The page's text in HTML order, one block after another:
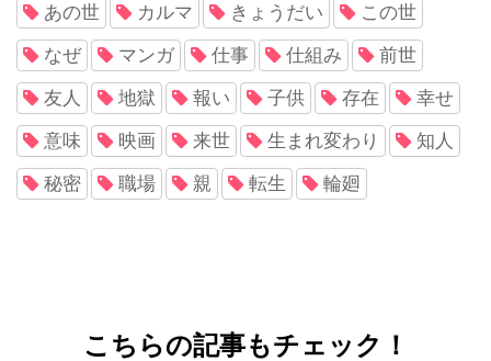
あの世 カルマ きょうだい この世
なぜ マンガ 仕事 仕組み 前世
友人 地獄 報い 子供 存在 幸せ
意味 映画 来世 生まれ変わり 知人
秘密 職場 親 転生 輪廻
こちらの記事もチェック！